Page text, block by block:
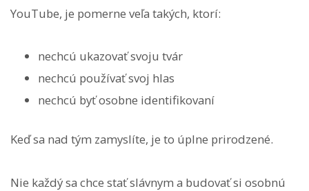
YouTube, je pomerne veľa takých, ktorí:
nechcú ukazovať svoju tvár
nechcú používať svoj hlas
nechcú byť osobne identifikovaní
Keď sa nad tým zamyslíte, je to úplne prirodzené.
Nie každý sa chce stať slávnym a budovať si osobnú